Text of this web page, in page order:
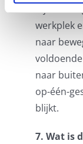
werkplek
naar
naar
op-één-
blijkt.
7. Wat is